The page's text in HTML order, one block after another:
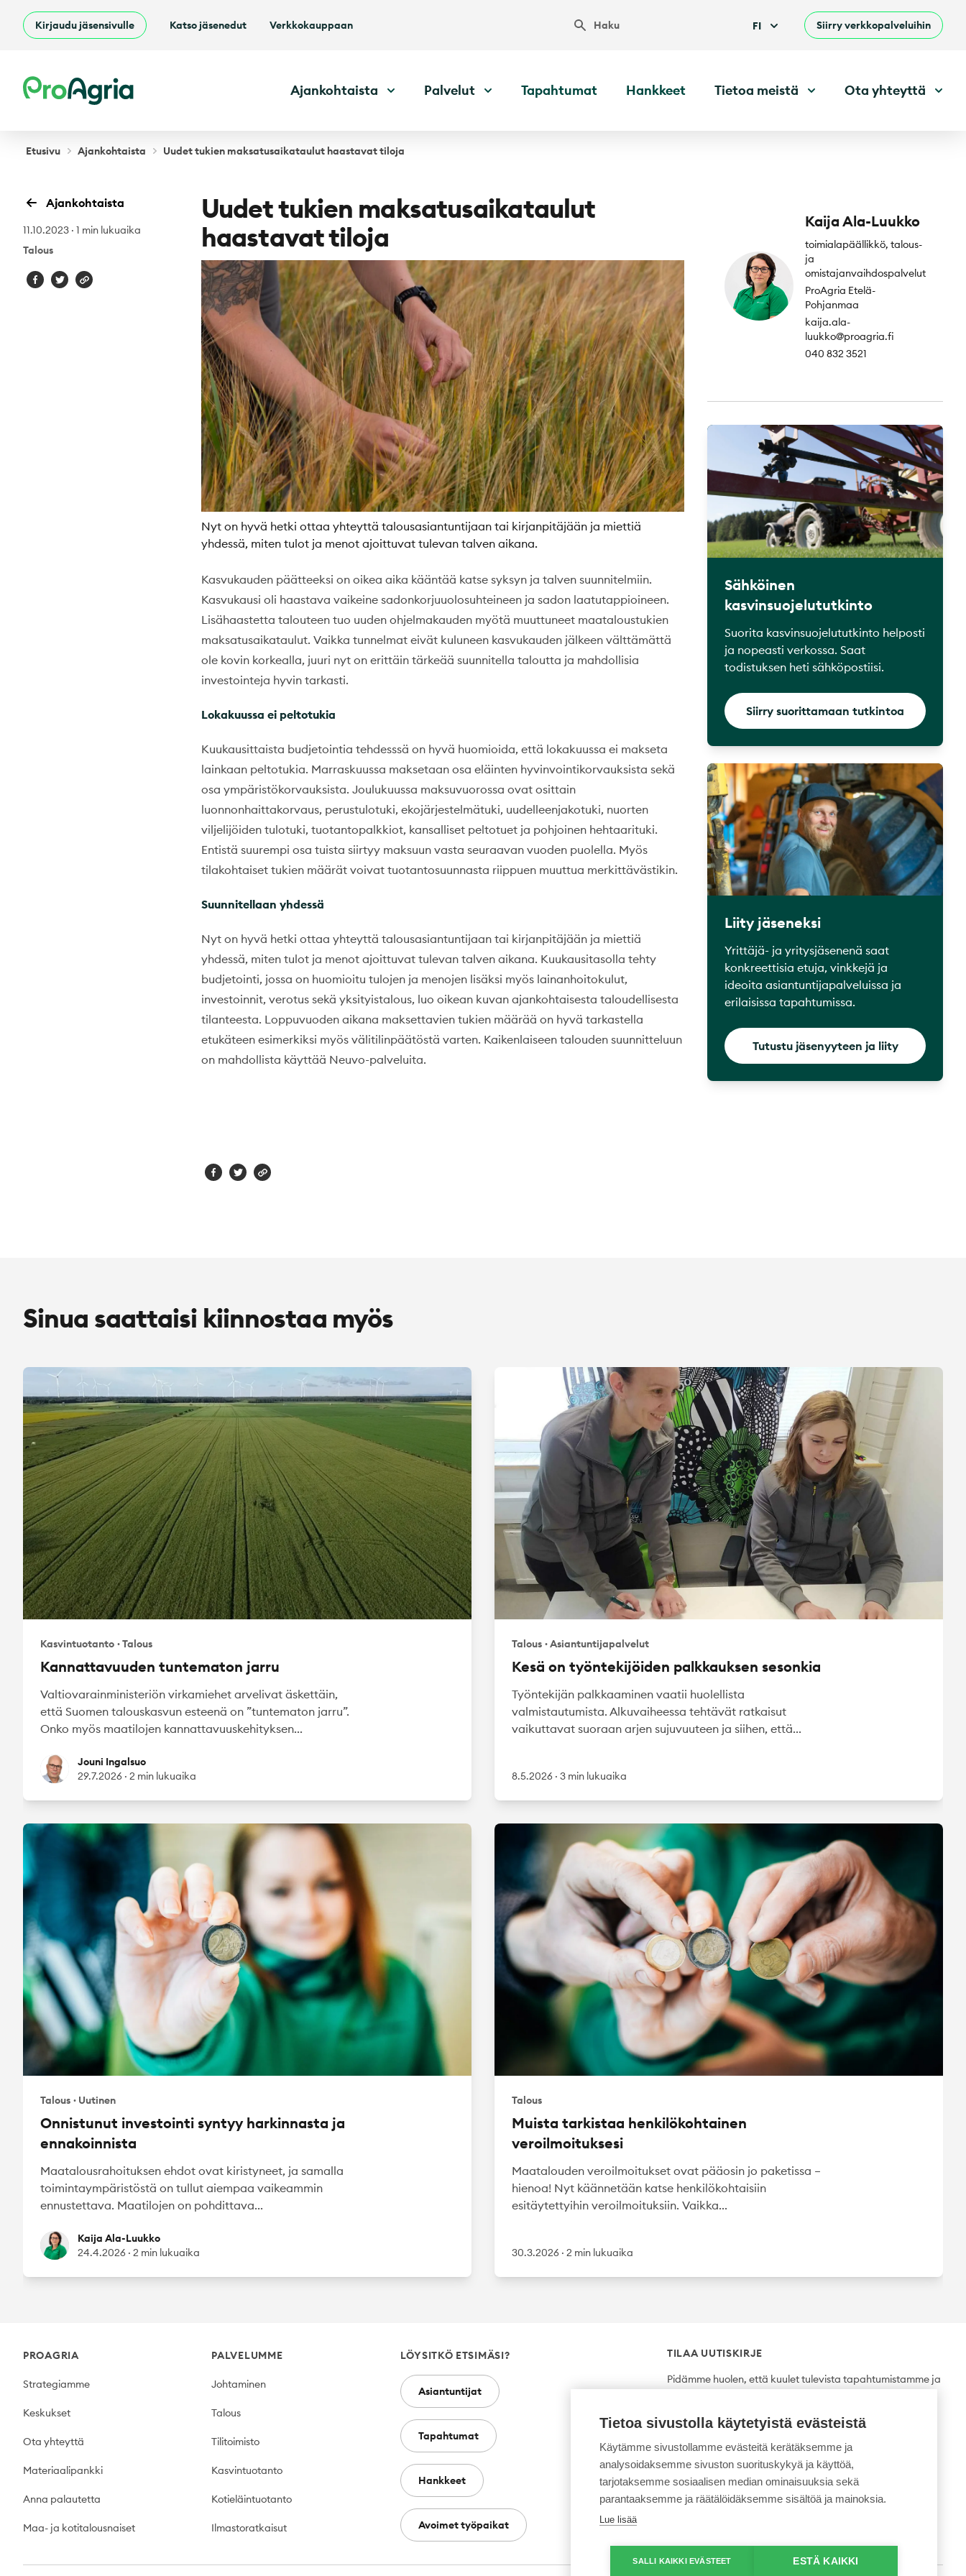
Kirjaudu jäsensivulle Katso jäsenedut Verkkokauppaan Haku FI Siirry verkkopalveluihin
ProAgria Ajankohtaista Palvelut Tapahtumat Hankkeet Tietoa meistä Ota yhteyttä
Etusivu Ajankohtaista Uudet tukien maksatusaikataulut haastavat tiloja
Ajankohtaista
11.10.2023 · 1 min lukuaika
Talous
Uudet tukien maksatusaikataulut
haastavat tiloja
Nyt on hyvä hetki ottaa yhteyttä talousasiantuntijaan tai kirjanpitäjään ja miettiä
yhdessä, miten tulot ja menot ajoittuvat tulevan talven aikana.
Kasvukauden päätteeksi on oikea aika kääntää katse syksyn ja talven suunnitelmiin.
Kasvukausi oli haastava vaikeine sadonkorjuuolosuhteineen ja sadon laatutappioineen.
Lisähaastetta talouteen tuo uuden ohjelmakauden myötä muuttuneet maataloustukien
maksatusaikataulut. Vaikka tunnelmat eivät kuluneen kasvukauden jälkeen välttämättä
ole kovin korkealla, juuri nyt on erittäin tärkeää suunnitella taloutta ja mahdollisia
investointeja hyvin tarkasti.
Lokakuussa ei peltotukia
Kuukausittaista budjetointia tehdesssä on hyvä huomioida, että lokakuussa ei makseta
lainkaan peltotukia. Marraskuussa maksetaan osa eläinten hyvinvointikorvauksista sekä
osa ympäristökorvauksista. Joulukuussa maksuvuorossa ovat osittain
luonnonhaittakorvaus, perustulotuki, ekojärjestelmätuki, uudelleenjakotuki, nuorten
viljelijöiden tulotuki, tuotantopalkkiot, kansalliset peltotuet ja pohjoinen hehtaarituki.
Entistä suurempi osa tuista siirtyy maksuun vasta seuraavan vuoden puolella. Myös
tilakohtaiset tukien määrät voivat tuotantosuunnasta riippuen muuttua merkittävästikin.
Suunnitellaan yhdessä
Nyt on hyvä hetki ottaa yhteyttä talousasiantuntijaan tai kirjanpitäjään ja miettiä
yhdessä, miten tulot ja menot ajoittuvat tulevan talven aikana. Kuukausitasolla tehty
budjetointi, jossa on huomioitu tulojen ja menojen lisäksi myös lainanhoitokulut,
investoinnit, verotus sekä yksityistalous, luo oikean kuvan ajankohtaisesta taloudellisesta
tilanteesta. Loppuvuoden aikana maksettavien tukien määrää on hyvä tarkastella
etukäteen esimerkiksi myös välitilinpäätöstä varten. Kaikenlaiseen talouden suunnitteluun
on mahdollista käyttää Neuvo-palveluita.
Kaija Ala-Luukko
toimialapäällikkö, talous-
ja
omistajanvaihdospalvelut
ProAgria Etelä-
Pohjanmaa
kaija.ala-
luukko@proagria.fi
040 832 3521
Sähköinen
kasvinsuojelututkinto
Suorita kasvinsuojelututkinto helposti
ja nopeasti verkossa. Saat
todistuksen heti sähköpostiisi.
Siirry suorittamaan tutkintoa
Liity jäseneksi
Yrittäjä- ja yritysjäsenenä saat
konkreettisia etuja, vinkkejä ja
ideoita asiantuntijapalveluissa ja
erilaisissa tapahtumissa.
Tutustu jäsenyyteen ja liity
Sinua saattaisi kiinnostaa myös
Kasvintuotanto ·Talous
Kannattavuuden tuntematon jarru
Valtiovarainministeriön virkamiehet arvelivat äskettäin,
että Suomen talouskasvun esteenä on ”tuntematon jarru”.
Onko myös maatilojen kannattavuuskehityksen...
Jouni Ingalsuo
Jouni Ingalsuo
29.7.2026 · 2 min lukuaika
Talous ·Asiantuntijapalvelut
Kesä on työntekijöiden palkkauksen sesonkia
Työntekijän palkkaaminen vaatii huolellista
valmistautumista. Alkuvaiheessa tehtävät ratkaisut
vaikuttavat suoraan arjen sujuvuuteen ja siihen, että...
8.5.2026 · 3 min lukuaika
Talous · Uutinen
Onnistunut investointi syntyy harkinnasta ja
ennakoinnista
Maatalousrahoituksen ehdot ovat kiristyneet, ja samalla
toimintaympäristöstä on tullut aiempaa vaikeammin
ennustettava. Maatilojen on pohdittava...
Kaija Ala-Luukko
Kaija Ala-Luukko
24.4.2026 · 2 min lukuaika
Talous
Muista tarkistaa henkilökohtainen
veroilmoituksesi
Maatalouden veroilmoitukset ovat pääosin jo paketissa –
hienoa! Nyt käännetään katse henkilökohtaisiin
esitäytettyihin veroilmoituksiin. Vaikka...
30.3.2026 · 2 min lukuaika
PROAGRIA
Strategiamme
Keskukset
Ota yhteyttä
Materiaalipankki
Anna palautetta
Maa- ja kotitalousnaiset
PALVELUMME
Johtaminen
Talous
Tilitoimisto
Kasvintuotanto
Kotieläintuotanto
Ilmastoratkaisut
LÖYSITKÖ ETSIMÄSI?
Asiantuntijat
Tapahtumat
Hankkeet
Avoimet työpaikat
TILAA UUTISKIRJE
Pidämme huolen, että kuulet tulevista tapahtumistamme ja
uutuuksista ensimmäisten joukossa.
Tilaa
Tietoa sivustolla käytetyistä evästeistä
Käytämme sivustollamme evästeitä kerätäksemme ja
analysoidaksemme sivuston suorituskykyä ja käyttöä,
tarjotaksemme sosiaalisen median ominaisuuksia sekä
parantaaksemme ja räätälöidäksemme sisältöä ja mainoksia.
Lue lisää
SALLI KAIKKI EVÄSTEET ESTÄ KAIKKI